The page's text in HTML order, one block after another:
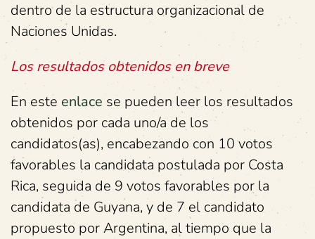
dentro de la estructura organizacional de
Naciones Unidas.
Los resultados obtenidos en breve
En este enlace se pueden leer los resultados
obtenidos por cada uno/a de los
candidatos(as), encabezando con 10 votos
favorables la candidata postulada por Costa
Rica, seguida de 9 votos favorables por la
candidata de Guyana, y de 7 el candidato
propuesto por Argentina, al tiempo que la